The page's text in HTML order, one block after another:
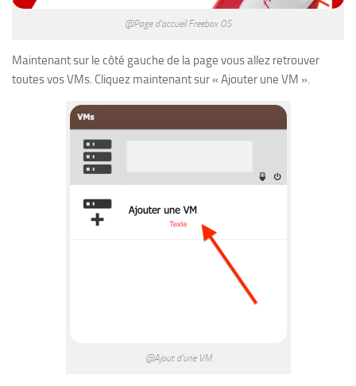
@Page d’accueil Freebox OS
Maintenant sur le côté gauche de la page vous allez retrouver
toutes vos VMs. Cliquez maintenant sur « Ajouter une VM ».
@Ajout d’une VM